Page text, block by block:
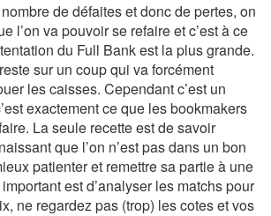
de défaites et donc de pertes, on
l’on va pouvoir se refaire et c’est à ce
du Full Bank est la plus grande.
sur un coup qui va forcément
les caisses. Cependant c’est un
exactement ce que les bookmakers
La seule recette est de savoir
que l’on n’est pas dans un bon
patienter et remettre sa partie à une
est d’analyser les matchs pour
ne regardez pas (trop) les cotes et vos